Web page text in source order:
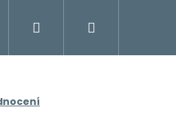
Napište námPřihlášení